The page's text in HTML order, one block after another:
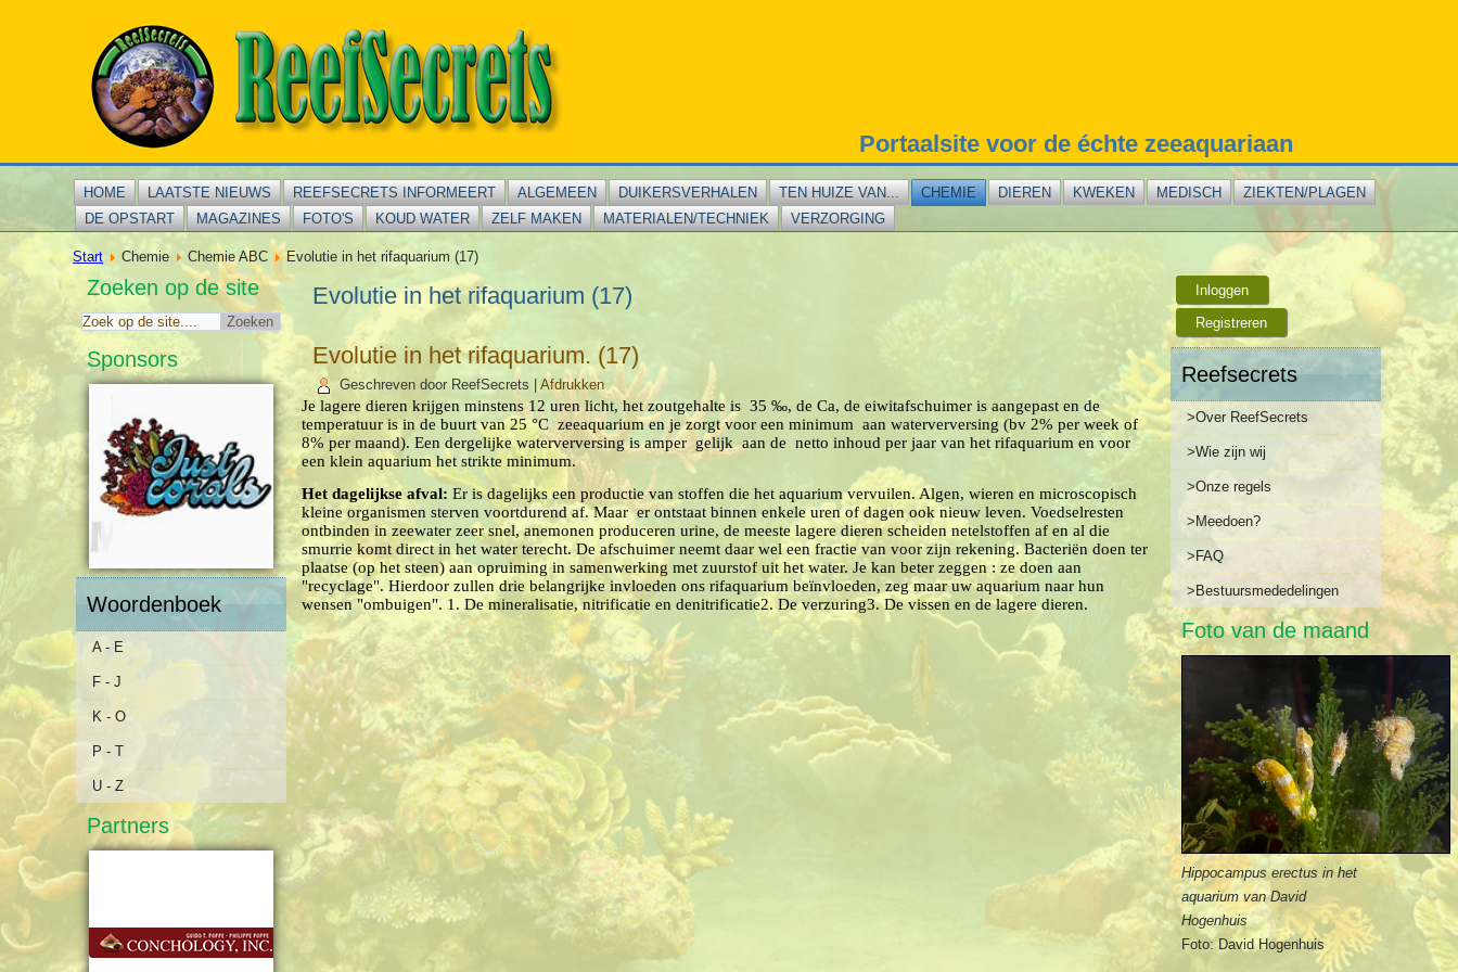
Portaalsite voor de échte zeeaquariaan
HOME LAATSTE NIEUWS REEFSECRETS INFORMEERT ALGEMEEN DUIKERSVERHALEN TEN HUIZE VAN... CHEMIE DIEREN KWEKEN MEDISCH
ZIEKTEN/PLAGEN
DE OPSTART
MAGAZINES FOTO'S KOUD WATER ZELF MAKEN MATERIALEN/TECHNIEK VERZORGING
Start Chemie Chemie ABC Evolutie in het rifaquarium (17)
Zoeken op de site
Sponsors
Woordenboek
A - E
F - J
K - O
P - T
U - Z
Partners
Evolutie in het rifaquarium (17)
Evolutie in het rifaquarium. (17)
Geschreven door ReefSecrets |Afdrukken
Je lagere dieren krijgen minstens 12 uren licht, het zoutgehalte is 35 ‰, de Ca, de eiwitafschuimer is aangepast en de
temperatuur is in de buurt van 25 °C zeeaquarium en je zorgt voor een minimum aan waterverversing (bv 2% per week of
8% per maand). Een dergelijke waterverversing is amper gelijk aan de netto inhoud per jaar van het rifaquarium en voor
een klein aquarium het strikte minimum.
Het dagelijkse afval:Er is dagelijks een productie van stoffen die het aquarium vervuilen. Algen, wieren en microscopisch
kleine organismen sterven voortdurend af. Maar er ontstaat binnen enkele uren of dagen ook nieuw leven. Voedselresten
ontbinden in zeewater zeer snel, anemonen produceren urine, de meeste lagere dieren scheiden netelstoffen af en al die
smurrie komt direct in het water terecht. De afschuimer neemt daar wel een fractie van voor zijn rekening. Bacteriën doen ter
plaatse (op het steen) aan opruiming in samenwerking met zuurstof uit het water. Je kan beter zeggen : ze doen aan
"recyclage". Hierdoor zullen drie belangrijke invloeden ons rifaquarium beïnvloeden, zeg maar uw aquarium naar hun
wensen "ombuigen". 1. De mineralisatie, nitrificatie en denitrificatie2. De verzuring3. De vissen en de lagere dieren.
Inloggen
Registreren
Reefsecrets
>Over ReefSecrets
>Wie zijn wij
>Onze regels
>Meedoen?
>FAQ
>Bestuursmededelingen
Foto van de maand
Hippocampus erectus in het
aquarium van David
Hogenhuis
Foto: David Hogenhuis